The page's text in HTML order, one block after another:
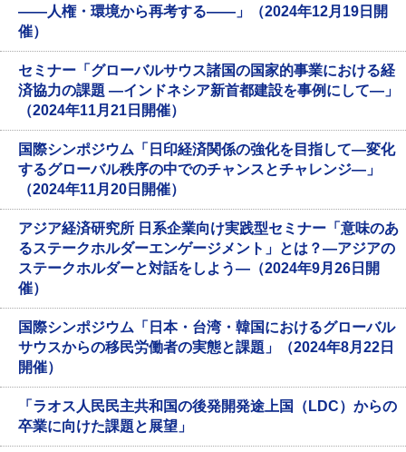
――人権・環境から再考する――」（2024年12月19日開
催）
セミナー「グローバルサウス諸国の国家的事業における経
済協力の課題 ―インドネシア新首都建設を事例にして―」
（2024年11月21日開催）
国際シンポジウム「日印経済関係の強化を目指して―変化
するグローバル秩序の中でのチャンスとチャレンジ―」
（2024年11月20日開催）
アジア経済研究所 日系企業向け実践型セミナー「意味のあ
るステークホルダーエンゲージメント」とは？―アジアの
ステークホルダーと対話をしよう―（2024年9月26日開
催）
国際シンポジウム「日本・台湾・韓国におけるグローバル
サウスからの移民労働者の実態と課題」（2024年8月22日
開催）
「ラオス人民民主共和国の後発開発途上国（LDC）からの
卒業に向けた課題と展望」